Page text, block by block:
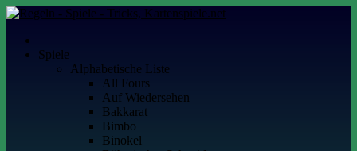
Skip
content
Kartenspiele.net
Alles über Kartenspiele
Spiele
Alphabetische Liste
All Fours
Auf Wiedersehen
Bakkarat
Bimbo
Binokel